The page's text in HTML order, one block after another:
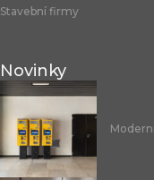
Stavební firmy
Novinky